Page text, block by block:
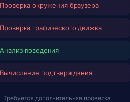
Проверка окружения браузера
Проверка графического движка
Анализ поведения
Вычисление подтверждения
Требуется дополнительная проверка